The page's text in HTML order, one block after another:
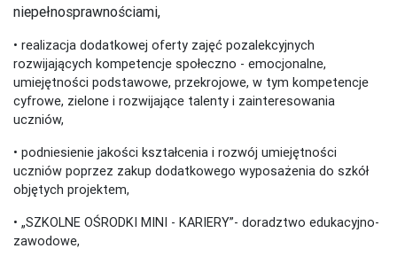
niepełnosprawnościami,
• realizacja dodatkowej oferty zajęć pozalekcyjnych
rozwijających kompetencje społeczno - emocjonalne,
umiejętności podstawowe, przekrojowe, w tym kompetencje
cyfrowe, zielone i rozwijające talenty i zainteresowania
uczniów,
• podniesienie jakości kształcenia i rozwój umiejętności
uczniów poprzez zakup dodatkowego wyposażenia do szkół
objętych projektem,
• „SZKOLNE OŚRODKI MINI - KARIERY”- doradztwo edukacyjno-
zawodowe,